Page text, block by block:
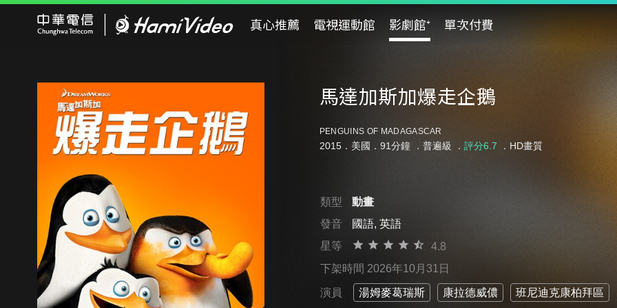
真心推薦 電視運動館 影劇館⁺ 單次付費
馬達加斯加爆走企鵝
PENGUINS OF MADAGASCAR
2015．美國．91分鐘 ． 普遍級 ． 評分6.7 ．HD畫質
類型
動畫
發音
國語, 英語
星等
4.8
下架時間 2026年10月31日
演員 湯姆麥葛瑞斯 康拉德威儂 班尼迪克康柏拜區